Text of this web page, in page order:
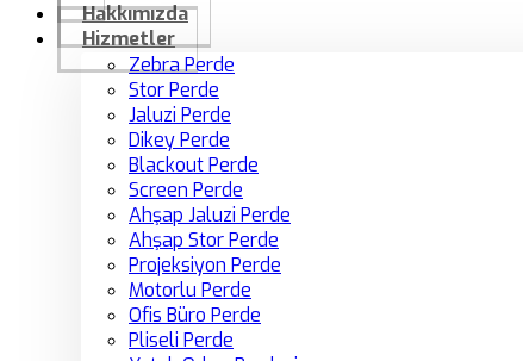
Hakkımızda
Hizmetler
Zebra Perde
Stor Perde
Jaluzi Perde
Dikey Perde
Blackout Perde
Screen Perde
Ahşap Jaluzi Perde
Ahşap Stor Perde
Projeksiyon Perde
Motorlu Perde
Ofis Büro Perde
Pliseli Perde